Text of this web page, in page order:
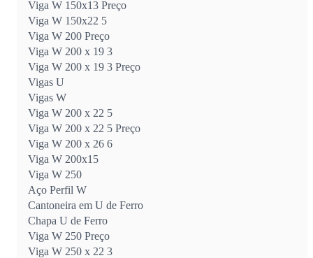
Viga W 150x13 Preço
Viga W 150x22 5
Viga W 200 Preço
Viga W 200 x 19 3
Viga W 200 x 19 3 Preço
Vigas U
Vigas W
Viga W 200 x 22 5
Viga W 200 x 22 5 Preço
Viga W 200 x 26 6
Viga W 200x15
Viga W 250
Aço Perfil W
Cantoneira em U de Ferro
Chapa U de Ferro
Viga W 250 Preço
Viga W 250 x 22 3